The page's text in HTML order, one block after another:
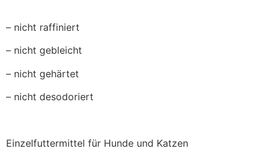
– nicht raffiniert
– nicht gebleicht
– nicht gehärtet
– nicht desodoriert
Einzelfuttermittel für Hunde und Katzen